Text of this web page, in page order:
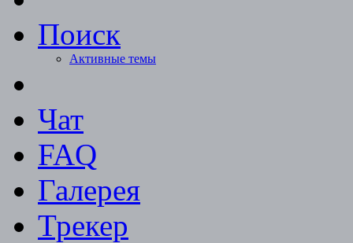
Поиск
Активные темы
Чат
FAQ
Галерея
Трекер